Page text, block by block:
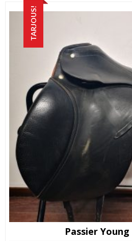
TARJOUS!
Passier Young